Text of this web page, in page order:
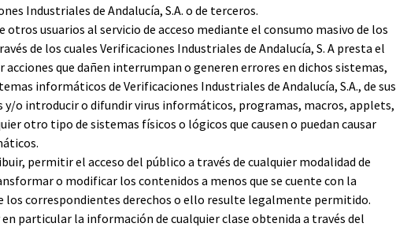
Industriales de Andalucía, S.A. o de terceros.
otros usuarios al servicio de acceso mediante el consumo masivo de los
de los cuales Verificaciones Industriales de Andalucía, S. A presta el
acciones que dañen interrumpan o generen errores en dichos sistemas,
informáticos de Verificaciones Industriales de Andalucía, S.A., de sus
y/o introducir o difundir virus informáticos, programas, macros, applets,
otro tipo de sistemas físicos o lógicos que causen o puedan causar
permitir el acceso del público a través de cualquier modalidad de
o modificar los contenidos a menos que se cuente con la
correspondientes derechos o ello resulte legalmente permitido.
particular la información de cualquier clase obtenida a través del